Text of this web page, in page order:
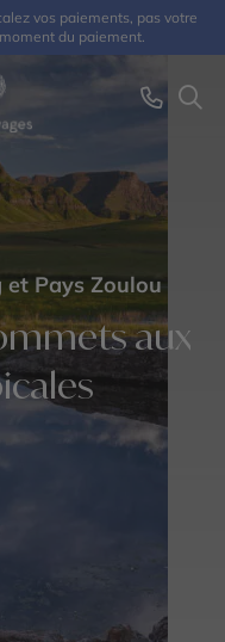
vos paiements, pas votre
du paiement.
Pays Zoulou
aux